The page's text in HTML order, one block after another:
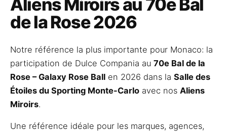
Aliens Miroirs au 70e Bal
de la Rose 2026
Notre référence la plus importante pour Monaco: la
participation de Dulce Compania au 70e Bal de la
Rose – Galaxy Rose Ball en 2026 dans la Salle des
Étoiles du Sporting Monte-Carlo avec nos Aliens
Miroirs.
Une référence idéale pour les marques, agences,